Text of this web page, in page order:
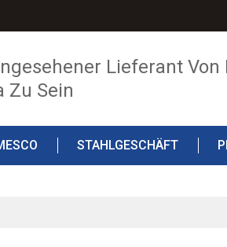
Lieferant
Zu Sein
STAHLGESCHÄFT